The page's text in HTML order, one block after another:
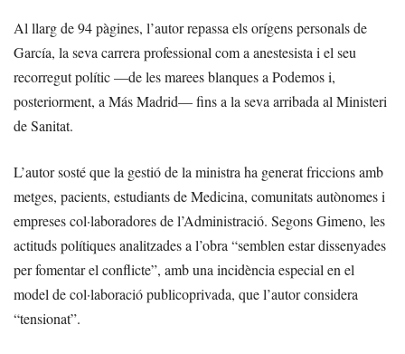
Al llarg de 94 pàgines, l’autor repassa els orígens personals de
García, la seva carrera professional com a anestesista i el seu
recorregut polític —de les marees blanques a Podemos i,
posteriorment, a Más Madrid— fins a la seva arribada al Ministeri
de Sanitat.
L’autor sosté que la gestió de la ministra ha generat friccions amb
metges, pacients, estudiants de Medicina, comunitats autònomes i
empreses col·laboradores de l’Administració. Segons Gimeno, les
actituds polítiques analitzades a l’obra “semblen estar dissenyades
per fomentar el conflicte”, amb una incidència especial en el
model de col·laboració publicoprivada, que l’autor considera
“tensionat”.